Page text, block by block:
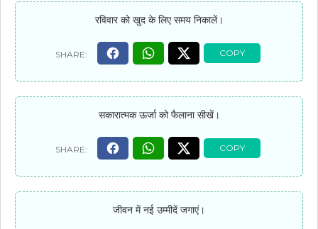
रविवार को खुद के लिए समय निकालें।
सकारात्मक ऊर्जा को फैलाना सीखें।
जीवन में नई उम्मीदें जगाएं।